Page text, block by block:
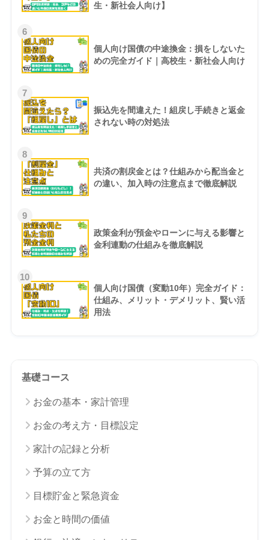
生・新社会人向け】
6
個人向け国債の中途換金：損をしないた
めの完全ガイド｜高校生・新社会人向け
7
振込先を間違えた！組戻し手続きと返金
されない時の対処法
8
共済の割戻金とは？仕組みから配当金と
の違い、加入時の注意点まで徹底解説
9
政策金利が預金やローンに与える影響と
金利連動の仕組みを徹底解説
10
個人向け国債（変動10年）完全ガイド：
仕組み、メリット・デメリット、賢い活
用法
基礎コース
お金の基本・家計管理
お金の考え方・目標設定
家計の記録と分析
予算の立て方
目標貯金と緊急資金
お金と時間の価値